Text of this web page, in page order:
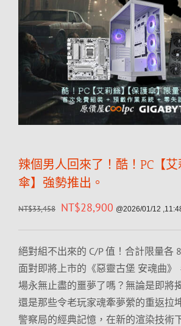
辣個男人回來了！酷！PC【
傘】強勢推出。
NT$33,458 NT$28,900 @2026/01/12
絕對組不出來的 C/P 值！合計限量各
面對即將上市的《惡靈古堡 安魂曲》
場永無止盡的噩夢了嗎？無論是即將
還是那些令老玩家魂牽夢縈的重返拉
警察局的經典記憶，在新的渲染技術